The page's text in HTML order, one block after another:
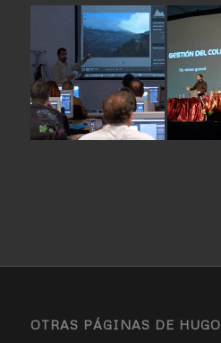
OTRAS PÁGINAS DE HUGO